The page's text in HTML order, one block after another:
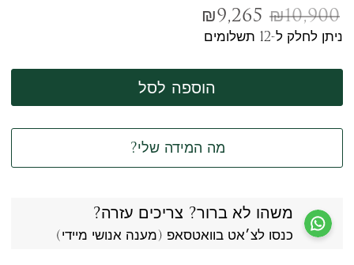
₪10,900
₪9,265
ניתן לחלק ל-12 תשלומים
הוספה לסל
מה המידה שלי?
משהו לא ברור? צריכים עזרה?
כנסו לצ׳אט בוואטסאפ (מענה אנושי מיידי)